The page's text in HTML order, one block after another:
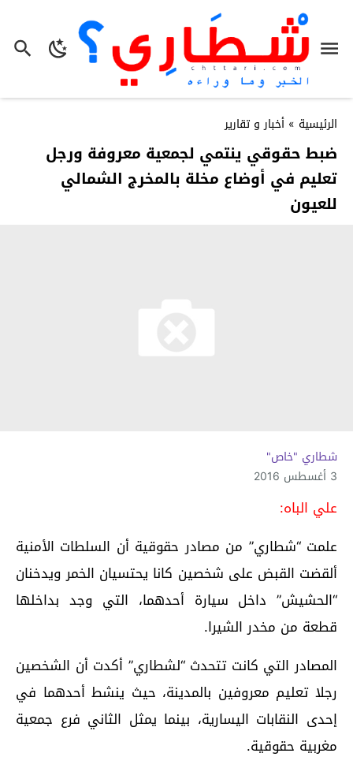
الرئيسية » أخبار و تقارير
ضبط حقوقي ينتمي لجمعية معروفة ورجل
تعليم في أوضاع مخلة بالمخرج الشمالي
للعيون
شطاري "خاص"
3 أغسطس 2016
علي الباه:
علمت “شطاري” من مصادر حقوقية أن السلطات الأمنية
ألقضت القبض على شخصين كانا يحتسيان الخمر ويدخنان
“الحشيش” داخل سيارة أحدهما، التي وجد بداخلها
قطعة من مخدر الشيرا.
المصادر التي كانت تتحدث “لشطاري” أكدت أن الشخصين
رجلا تعليم معروفين بالمدينة، حيث ينشط أحدهما في
إحدى النقابات اليسارية، بينما يمثل الثاني فرع جمعية
مغربية حقوقية.